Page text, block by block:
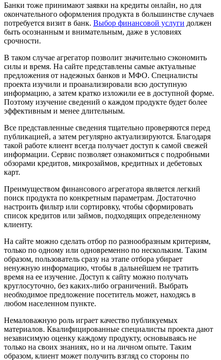
Банки тоже принимают заявки на кредиты онлайн, но для
окончательного оформления продукта в большинстве случаев
потребуется визит в банк. Выбор финансовой услуги должен
быть осознанным и внимательным, даже в условиях
срочности.
В таком случае агрегатор позволит значительно сэкономить
силы и время. На сайте представлены самые актуальные
предложения от надежных банков и МФО. Специалисты
проекта изучили и проанализировали всю доступную
информацию, а затем кратко изложили ее в доступной форме.
Поэтому изучение сведений о каждом продукте будет более
эффективным и менее длительным.
Все представленные сведения тщательно проверяются перед
публикацией, а затем регулярно актуализируются. Благодаря
такой работе клиент всегда получает доступ к самой свежей
информации. Сервис позволяет ознакомиться с подробными
обзорами кредитов, микрозаймов, кредитных и дебетовых
карт.
Преимуществом финансового агрегатора является легкий
поиск продукта по конкретным параметрам. Достаточно
настроить фильтр или сортировку, чтобы сформировать
список кредитов или займов, подходящих определенному
клиенту.
На сайте можно сделать отбор по разнообразным критериям,
только по одному или одновременно по нескольким. Таким
образом, пользователь сразу на этапе отбора убирает
ненужную информацию, чтобы в дальнейшем не тратить
время на ее изучение. Доступ к сайту можно получать
круглосуточно, без каких-либо ограничений. Выбрать
необходимое предложение посетитель может, находясь в
любом населенном пункте.
Немаловажную роль играет качество публикуемых
материалов. Квалифицированные специалисты проекта дают
независимую оценку каждому продукту, основываясь не
только на своих знаниях, но и на личном опыте. Таким
образом, клиент может получить взгляд со стороны по